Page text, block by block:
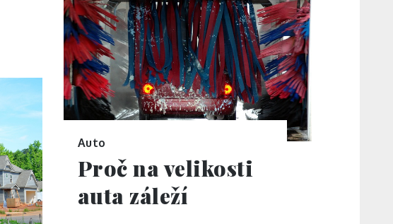
Auto
Proč na velikosti
auta záleží